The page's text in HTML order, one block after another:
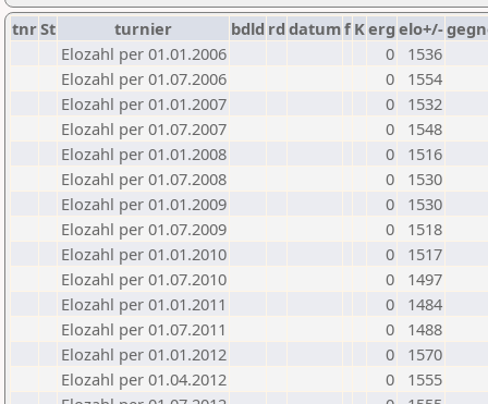
tnrSt turnier bdld rd datumf Kerg elo+/-
Elozahl per 01.01.2006
0
1536
Elozahl per 01.07.2006
0
1554
Elozahl per 01.01.2007
0
1532
Elozahl per 01.07.2007
0
1548
Elozahl per 01.01.2008
0
1516
Elozahl per 01.07.2008
0
1530
Elozahl per 01.01.2009
0
1530
Elozahl per 01.07.2009
0
1518
Elozahl per 01.01.2010
0
1517
Elozahl per 01.07.2010
0
1497
Elozahl per 01.01.2011
0
1484
Elozahl per 01.07.2011
0
1488
Elozahl per 01.01.2012
0
1570
Elozahl per 01.04.2012
0
1555